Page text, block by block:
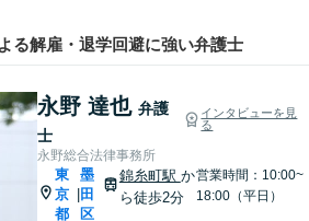
る解雇・退学回避に強い弁護士
永野 達也 弁護
士
インタビューを見
る
永野総合法律事務所
東
京
都
墨
田
区
錦糸町駅 か
ら徒歩2分
営業時間：10:00~
18:00（平日）